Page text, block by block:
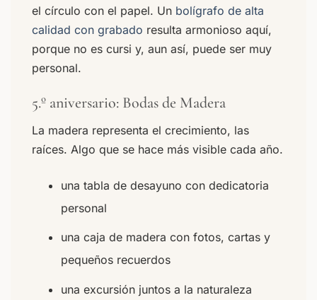
el círculo con el papel. Un bolígrafo de alta
calidad con grabado resulta armonioso aquí,
porque no es cursi y, aun así, puede ser muy
personal.
5.º aniversario: Bodas de Madera
La madera representa el crecimiento, las
raíces. Algo que se hace más visible cada año.
una tabla de desayuno con dedicatoria
personal
una caja de madera con fotos, cartas y
pequeños recuerdos
una excursión juntos a la naturaleza